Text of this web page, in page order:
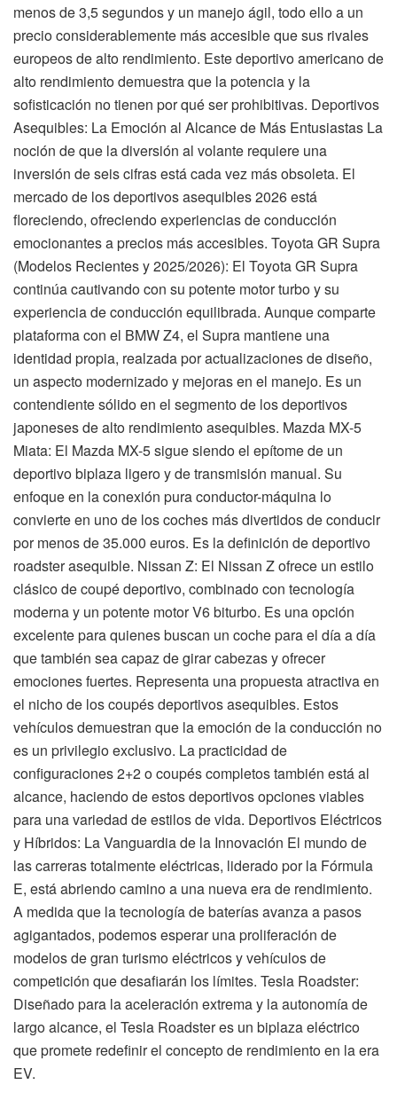
menos de 3,5 segundos y un manejo ágil, todo ello a un
precio considerablemente más accesible que sus rivales
europeos de alto rendimiento. Este deportivo americano de
alto rendimiento demuestra que la potencia y la
sofisticación no tienen por qué ser prohibitivas. Deportivos
Asequibles: La Emoción al Alcance de Más Entusiastas La
noción de que la diversión al volante requiere una
inversión de seis cifras está cada vez más obsoleta. El
mercado de los deportivos asequibles 2026 está
floreciendo, ofreciendo experiencias de conducción
emocionantes a precios más accesibles. Toyota GR Supra
(Modelos Recientes y 2025/2026): El Toyota GR Supra
continúa cautivando con su potente motor turbo y su
experiencia de conducción equilibrada. Aunque comparte
plataforma con el BMW Z4, el Supra mantiene una
identidad propia, realzada por actualizaciones de diseño,
un aspecto modernizado y mejoras en el manejo. Es un
contendiente sólido en el segmento de los deportivos
japoneses de alto rendimiento asequibles. Mazda MX-5
Miata: El Mazda MX-5 sigue siendo el epítome de un
deportivo biplaza ligero y de transmisión manual. Su
enfoque en la conexión pura conductor-máquina lo
convierte en uno de los coches más divertidos de conducir
por menos de 35.000 euros. Es la definición de deportivo
roadster asequible. Nissan Z: El Nissan Z ofrece un estilo
clásico de coupé deportivo, combinado con tecnología
moderna y un potente motor V6 biturbo. Es una opción
excelente para quienes buscan un coche para el día a día
que también sea capaz de girar cabezas y ofrecer
emociones fuertes. Representa una propuesta atractiva en
el nicho de los coupés deportivos asequibles. Estos
vehículos demuestran que la emoción de la conducción no
es un privilegio exclusivo. La practicidad de
configuraciones 2+2 o coupés completos también está al
alcance, haciendo de estos deportivos opciones viables
para una variedad de estilos de vida. Deportivos Eléctricos
y Híbridos: La Vanguardia de la Innovación El mundo de
las carreras totalmente eléctricas, liderado por la Fórmula
E, está abriendo camino a una nueva era de rendimiento.
A medida que la tecnología de baterías avanza a pasos
agigantados, podemos esperar una proliferación de
modelos de gran turismo eléctricos y vehículos de
competición que desafiarán los límites. Tesla Roadster:
Diseñado para la aceleración extrema y la autonomía de
largo alcance, el Tesla Roadster es un biplaza eléctrico
que promete redefinir el concepto de rendimiento en la era
EV.